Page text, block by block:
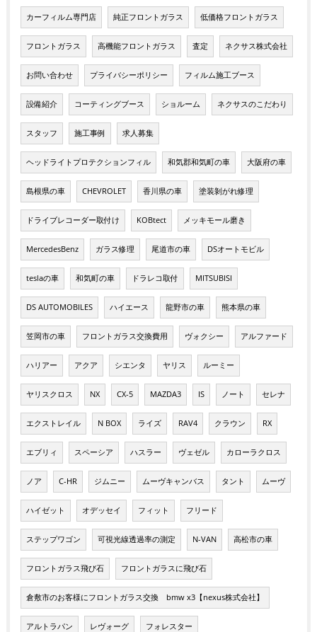
カーフィルム専門店 純正フロントガラス 低価格フロントガラス
フロントガラス 高機能フロントガラス 査定 ネクサス株式会社
お問い合わせ プライバシーポリシー フィルム施工ブース
設備紹介 コーティングブース ショルーム ネクサスのこだわり
スタッフ 施工事例 求人募集
ヘッドライトプロテクションフィル 和気郡和気町の車 大阪府の車
島根県の車 CHEVROLET 香川県の車 塗装剝がれ修理
ドライブレコーダー取付け KOBtect メッキモール磨き
MercedesBenz ガラス修理 尾道市の車 DSオートモビル
teslaの車 和気町の車 ドラレコ取付 MITSUBISI
DS AUTOMOBILES ハイエース 龍野市の車 熊本県の車
笠岡市の車 フロントガラス交換費用 ヴォクシー アルファード
ハリアー アクア シエンタ ヤリス ルーミー
ヤリスクロス NX CX-5 MAZDA3 IS ノート セレナ
エクストレイル N BOX ライズ RAV4 クラウン RX
エブリィ スペーシア ハスラー ヴェゼル カローラクロス
ノア C-HR ジムニー ムーヴキャンバス タント ムーヴ
ハイゼット オデッセイ フィット フリード
ステップワゴン 可視光線透過率の測定 N-VAN 高松市の車
フロントガラス飛び石 フロントガラスに飛び石
倉敷市のお客様にフロントガラス交換 bmw x3【nexus株式会社】
アルトラパン レヴォーグ フォレスター